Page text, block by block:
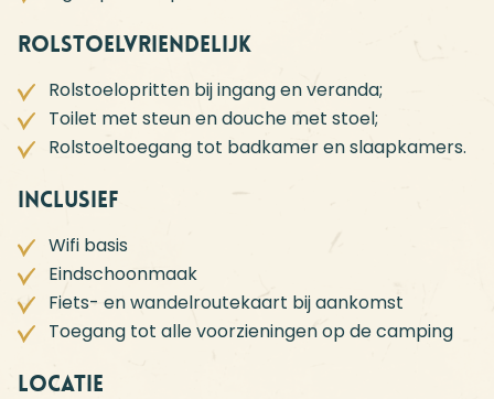
Rolstoelvriendelijk
Rolstoelopritten bij ingang en veranda;
Toilet met steun en douche met stoel;
Rolstoeltoegang tot badkamer en slaapkamers.
Inclusief
Wifi basis
Eindschoonmaak
Fiets- en wandelroutekaart bij aankomst
Toegang tot alle voorzieningen op de camping
Locatie